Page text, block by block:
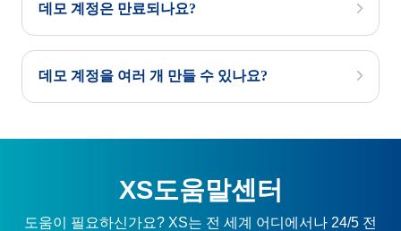
데모 계정은 만료되나요?
데모 계정을 여러 개 만들 수 있나요?
XS도움말센터
도움이 필요하신가요? XS는 전 세계 어디에서나 24/5 전